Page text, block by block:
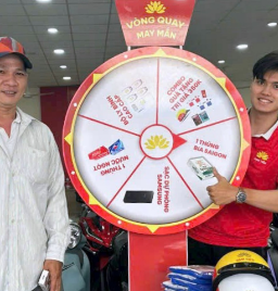
Số 720 Đường Hùng
TT. Hiệp Phước, Nhơn
lạc tại 360 Lý Thái Tổ,
Thiền, huyện Nhơn
770 Nguyễn Văn Tạo,
TP.Hồ Chí Minh